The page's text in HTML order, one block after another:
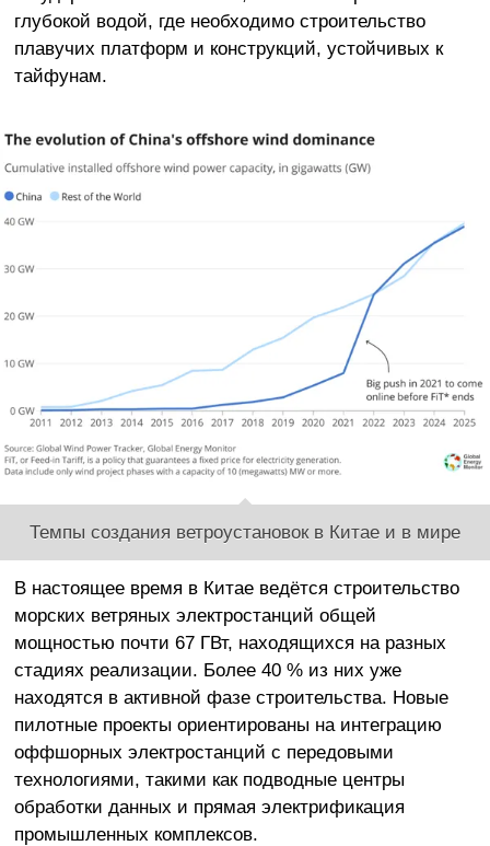
глубокой водой, где необходимо строительство
плавучих платформ и конструкций, устойчивых к
тайфунам.
Темпы создания ветроустановок в Китае и в мире
В настоящее время в Китае ведётся строительство
морских ветряных электростанций общей
мощностью почти 67 ГВт, находящихся на разных
стадиях реализации. Более 40 % из них уже
находятся в активной фазе строительства. Новые
пилотные проекты ориентированы на интеграцию
оффшорных электростанций с передовыми
технологиями, такими как подводные центры
обработки данных и прямая электрификация
промышленных комплексов.